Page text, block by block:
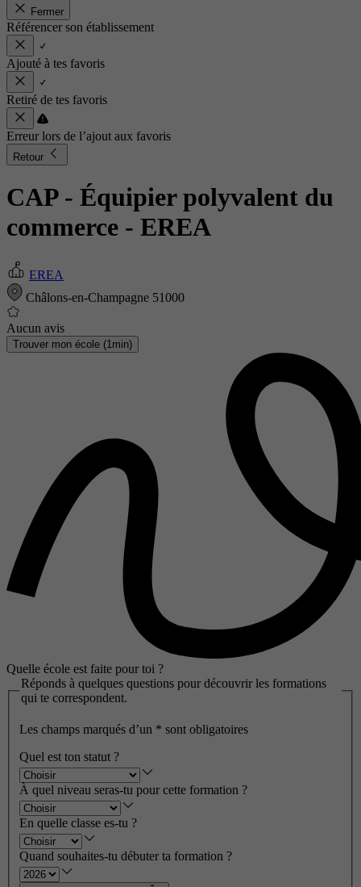
Fermer
Référencer son établissement
Ajouté à tes favoris
Retiré de tes favoris
Erreur lors de l’ajout aux favoris
Retour
CAP - Équipier polyvalent du
commerce - EREA
EREA
Châlons-en-Champagne 51000
Aucun avis
Trouver mon école (1min)
Quelle école est faite pour toi ?
Réponds à quelques questions pour découvrir les formations
qui te correspondent.
Les champs marqués d’un * sont obligatoires
Quel est ton statut ?
À quel niveau seras-tu pour cette formation ?
En quelle classe es-tu ?
Quand souhaites-tu débuter ta formation ?